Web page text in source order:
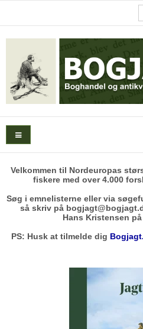
Velkommen til Nordeuropas
fiskere med over 4.000
Søg i emnelisterne eller via
så skriv på
Hans Kristensen
PS: Husk at tilmelde dig